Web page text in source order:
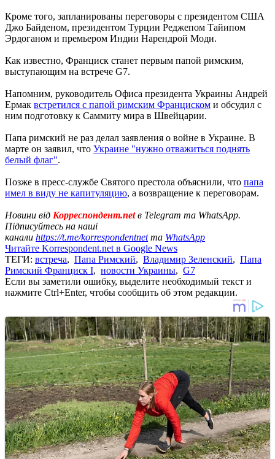
Кроме того, запланированы переговоры с президентом США
Джо Байденом, президентом Турции Реджепом Тайипом
Эрдоганом и премьером Индии Нарендрой Моди.
Как известно, Франциск станет первым папой римским,
выступающим на встрече G7.
Напомним, руководитель Офиса президента Украины Андрей
Ермак встретился с папой римским Франциском и обсудил с
ним подготовку к Саммиту мира в Швейцарии.
Папа римский не раз делал заявления о войне в Украине. В
марте он заявил, что Украине "нужно отважиться поднять
белый флаг".
Позже в пресс-службе Святого престола объяснили, что папа
имел в виду не капитуляцию, а возвращение к переговорам.
Новини від Корреспондент.netв Telegram та WhatsApp.
Підписуйтесь на наші
канали https://t.me/korrespondentnetта WhatsApp
Читайте Korrespondent.net в Google News
ТЕГИ: встреча, Папа Римский, Владимир Зеленский, Папа
Римский Франциск I, новости Украины, G7
Если вы заметили ошибку, выделите необходимый текст и
нажмите Ctrl+Enter, чтобы сообщить об этом редакции.